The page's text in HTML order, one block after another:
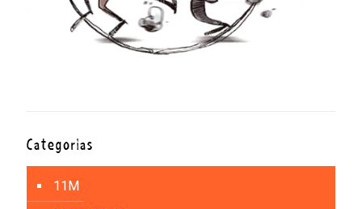
Categorías
11M